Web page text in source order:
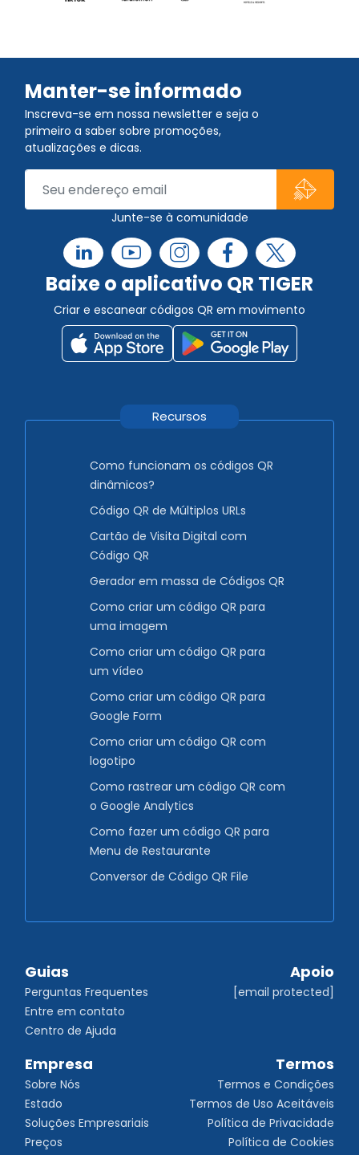
Manter-se informado
Inscreva-se em nossa newsletter e seja o
primeiro a saber sobre promoções,
atualizações e dicas.
Junte-se à comunidade
Baixe o aplicativo QR TIGER
Criar e escanear códigos QR em movimento
Recursos
Como funcionam os códigos QR
dinâmicos?
Código QR de Múltiplos URLs
Cartão de Visita Digital com
Código QR
Gerador em massa de Códigos QR
Como criar um código QR para
uma imagem
Como criar um código QR para
um vídeo
Como criar um código QR para
Google Form
Como criar um código QR com
logotipo
Como rastrear um código QR com
o Google Analytics
Como fazer um código QR para
Menu de Restaurante
Conversor de Código QR File
Guias
Perguntas Frequentes
Entre em contato
Centro de Ajuda
Apoio
[email protected]
Empresa
Sobre Nós
Estado
Soluções Empresariais
Preços
Termos
Termos e Condições
Termos de Uso Aceitáveis
Política de Privacidade
Política de Cookies